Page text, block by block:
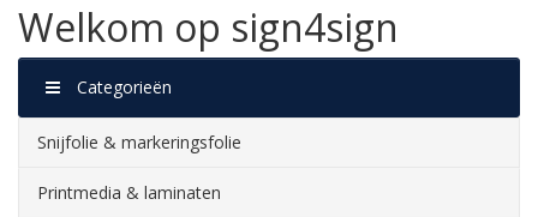
Welkom op sign4sign
Categorieën
Snijfolie & markeringsfolie
Printmedia & laminaten